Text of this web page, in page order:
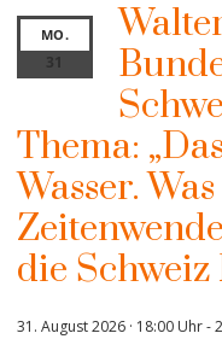
MO.
31
Thema:
Wasser.
die Schweiz
31. August 2026 · 18:00 Uhr-